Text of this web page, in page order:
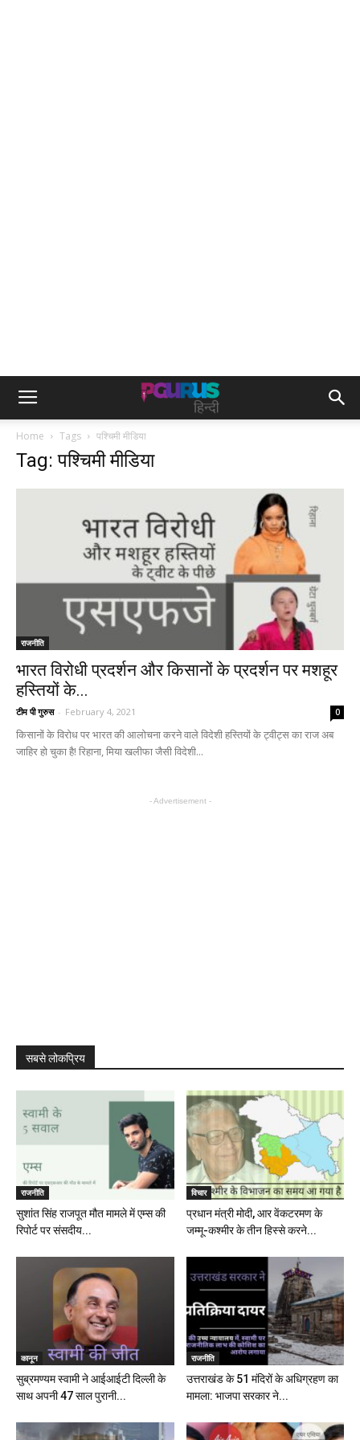
Home Tags पश्चिमी मीडिया
Tag: पश्चिमी मीडिया
राजनीति
भारत विरोधी प्रदर्शन और किसानों के प्रदर्शन पर मशहूर
हस्तियों के...
टीम पी गुरुस - February 4, 2021 0
किसानों के विरोध पर भारत की आलोचना करने वाले विदेशी हस्तियों के ट्वीट्स का राज अब
जाहिर हो चुका है! रिहाना, मिया खलीफा जैसी विदेशी...
- Advertisement -
सबसे लोकप्रिय
राजनीति
सुशांत सिंह राजपूत मौत मामले में एम्स की
रिपोर्ट पर संसदीय...
विचार
प्रधान मंत्री मोदी, आर वेंकटरमण के
जम्मू-कश्मीर के तीन हिस्से करने...
कानून
सुब्रमण्यम स्वामी ने आईआईटी दिल्ली के
साथ अपनी 47 साल पुरानी...
राजनीति
उत्तराखंड के 51 मंदिरों के अधिग्रहण का
मामला: भाजपा सरकार ने...